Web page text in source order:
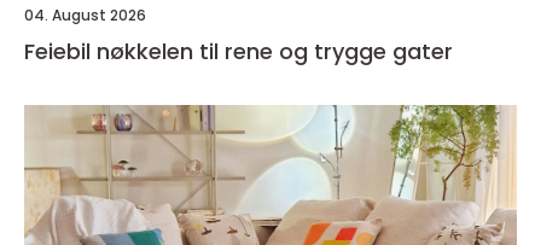
04. August 2026
Feiebil nøkkelen til rene og trygge gater